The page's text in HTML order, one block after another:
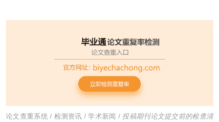
论文查重系统/ 检测资讯 /学术新闻 / 投稿期刊论文提交前的检查清